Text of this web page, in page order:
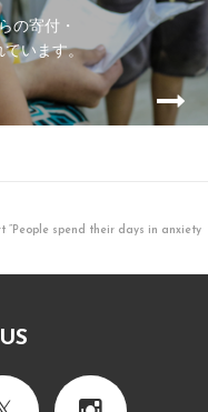
の寄付・
ています。
”People spend their days in anxiety